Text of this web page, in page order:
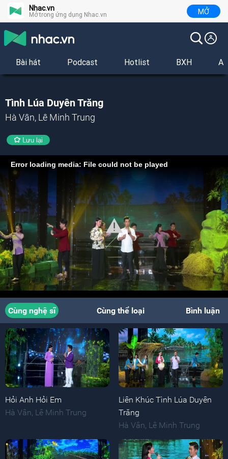
Nhac.vn
Mở trong ứng dụng Nhac.vn MỞ
Bài hát Podcast Hotlist BXH
Tình Lúa Duyên Trăng
Hà Vân, Lê Minh Trung
Lưu lại
Error loading media: File could not be played
Cùng nghệ sĩ Cùng thể loại Bình luận
Hỏi Anh Hỏi Em
Hà Vân Lê Minh Trung
Liên Khúc Tình Lúa Duyên
Trăng
Hà Vân Lê Minh Trung